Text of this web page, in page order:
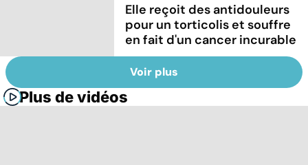
Elle reçoit des antidouleurs
pour un torticolis et souffre
en fait d'un cancer incurable
Voir plus
Plus de vidéos